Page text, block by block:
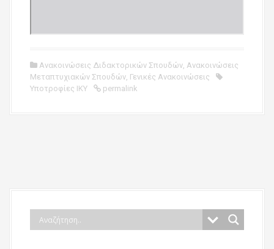
Ανακοινώσεις Διδακτορικών Σπουδών, Ανακοινώσεις
Μεταπτυχιακών Σπουδών, Γενικές Ανακοινώσεις
Υποτροφίες ΙΚΥ
permalink